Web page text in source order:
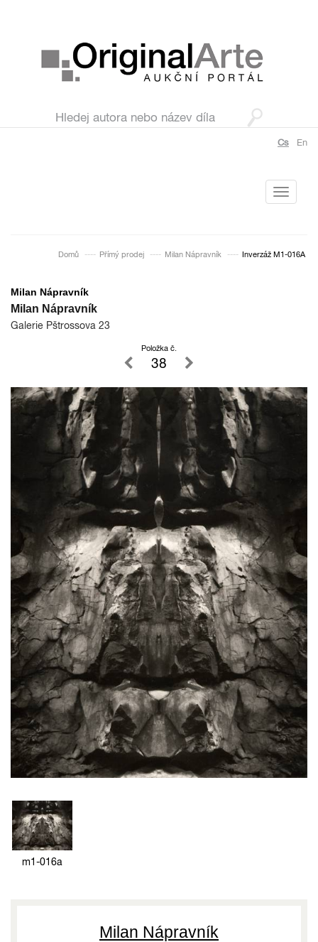
Cs En
Toggle
Domů Přímý prodej Milan Nápravník Inverzáž M1-016A
Milan Nápravník
Milan Nápravník
Galerie Pštrossova 23
Položka č.
38
m1-016a
Milan Nápravník